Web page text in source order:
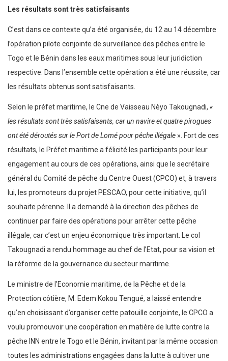
Les résultats sont très satisfaisants
C’est dans ce contexte qu’a été organisée, du 12 au 14 décembre
l’opération pilote conjointe de surveillance des pêches entre le
Togo et le Bénin dans les eaux maritimes sous leur juridiction
respective. Dans l’ensemble cette opération a été une réussite, car
les résultats obtenus sont satisfaisants.
Selon le préfet maritime, le Cne de Vaisseau Nèyo Takougnadi, «
les résultats sont très satisfaisants, car un navire et quatre pirogues
ont été déroutés sur le Port de Lomé pour pêche illégale ». Fort de ces
résultats, le Préfet maritime a félicité les participants pour leur
engagement au cours de ces opérations, ainsi que le secrétaire
général du Comité de pêche du Centre Ouest (CPCO) et, à travers
lui, les promoteurs du projet PESCAO, pour cette initiative, qu’il
souhaite pérenne. Il a demandé à la direction des pêches de
continuer par faire des opérations pour arrêter cette pêche
illégale, car c’est un enjeu économique très important. Le col
Takougnadi a rendu hommage au chef de l’Etat, pour sa vision et
la réforme de la gouvernance du secteur maritime.
Le ministre de l’Economie maritime, de la Pêche et de la
Protection côtière, M. Edem Kokou Tengué, a laissé entendre
qu’en choisissant d’organiser cette patouille conjointe, le CPCO a
voulu promouvoir une coopération en matière de lutte contre la
pêche INN entre le Togo et le Bénin, invitant par la même occasion
toutes les administrations engagées dans la lutte à cultiver une